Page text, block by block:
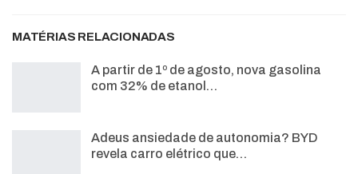
MATÉRIAS RELACIONADAS
A partir de 1º de agosto, nova gasolina
com 32% de etanol…
Adeus ansiedade de autonomia? BYD
revela carro elétrico que…